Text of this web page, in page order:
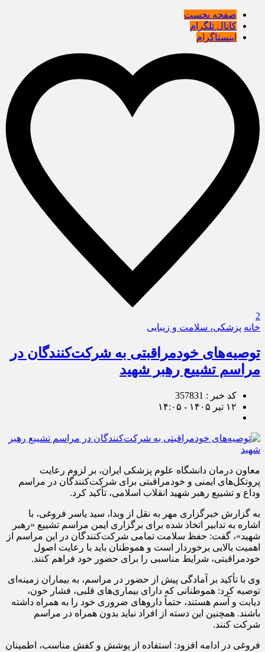
صفحه نخست
کانال تلگرام
اینستاگرام
2
خانه پزشکی، سلامت و زیبایی
توصیه‌های خودمراقبتی به شرکت‌کنندگان در
مراسم تشییع رهبر شهید
کد خبر : 357831
۱۲ تیر ۱۴۰۵ - ۱۴:۰۵
معاون درمان دانشگاه علوم پزشکی ایران، بر لزوم رعایت
پروتکل‌های ایمنی و خودمراقبتی برای شرکت‌کنندگان در مراسم
وداع و تشییع رهبر شهید انقلاب اسلامی، تأکید کرد.
به گزارش خبرگزاری مهر به نقل از وبدا، سید یاسر فروغی، با
اشاره به تدابیر اتخاذ شده برای برگزاری ایمن مراسم تشییع «رهبر
شهید»، گفت: حفظ سلامت تمامی شرکت‌کنندگان در این مراسم از
اهمیت بالایی برخوردار است و هموطنان باید با رعایت اصول
خودمراقبتی، شرایط مناسبی را برای حضور خود فراهم کنند.
وی با تأکید بر آمادگی پیش از حضور در مراسم، به بیماران زمینه‌ای
توصیه کرد: هموطنانی که دارای بیماری‌های قلبی، فشار خون،
دیابت و آسم هستند، حتماً داروهای ضروری خود را به همراه داشته
باشند. همچنین این دسته از افراد نباید بدون همراه در مراسم
شرکت کنند.
فروغی در ادامه افزود: استفاده از پوشش و کفش مناسب، اطمینان